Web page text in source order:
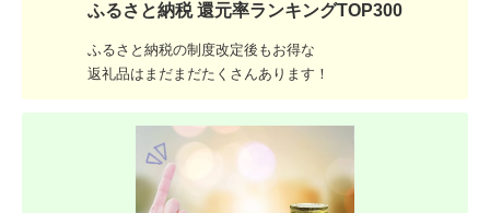
ふるさと納税 還元率ランキングTOP300
ふるさと納税の制度改定後もお得な
返礼品はまだまだたくさんあります！